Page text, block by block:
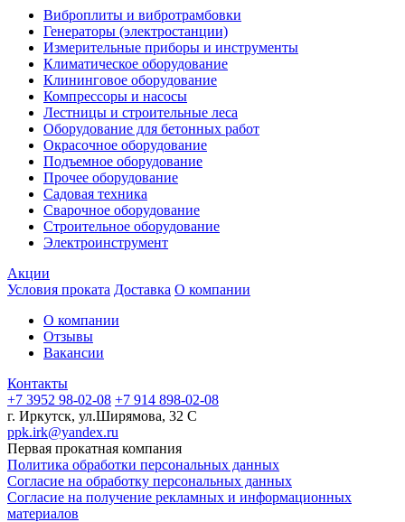
Виброплиты и вибротрамбовки
Генераторы (электростанции)
Измерительные приборы и инструменты
Климатическое оборудование
Клининговое оборудование
Компрессоры и насосы
Лестницы и строительные леса
Оборудование для бетонных работ
Окрасочное оборудование
Подъемное оборудование
Прочее оборудование
Садовая техника
Сварочное оборудование
Строительное оборудование
Электроинструмент
Акции
Условия проката Доставка О компании
О компании
Отзывы
Вакансии
Контакты
+7 3952 98-02-08 +7 914 898-02-08
г. Иркутск, ул.Ширямова, 32 С
ppk.irk@yandex.ru
Первая прокатная компания
Политика обработки персональных данных
Согласие на обработку персональных данных
Согласие на получение рекламных и информационных
материалов